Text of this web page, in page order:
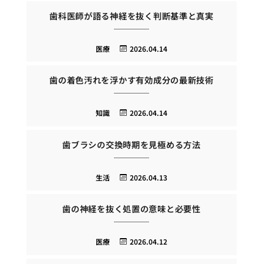
歯科医師が語る神経を抜く判断基準と真実
2026.04.14
医療
歯の着色汚れを浮かす有効成分の最新技術
2026.04.14
知識
歯ブラシの交換時期を見極める方法
2026.04.13
生活
歯の神経を抜く処置の意味と必要性
2026.04.12
医療